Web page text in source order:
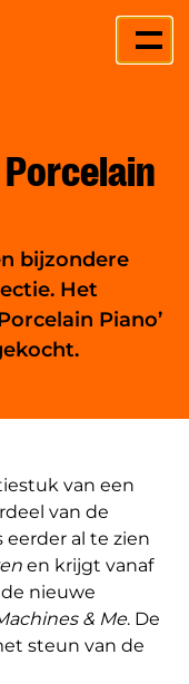
bijzondere
Het
Piano’
van een
van de
al te zien
en krijgt vanaf
nieuwe
& Me. De
steun van de